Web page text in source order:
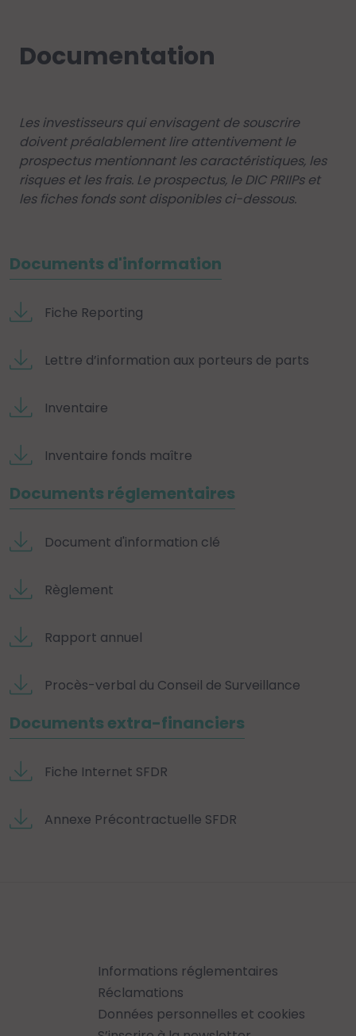
Documentation
Les investisseurs qui envisagent de souscrire
doivent préalablement lire attentivement le
prospectus mentionnant les caractéristiques, les
risques et les frais. Le prospectus, le DIC PRIIPs et
les fiches fonds sont disponibles ci-dessous.
Documents d'information
Fiche Reporting
Lettre d’information aux porteurs de parts
Inventaire
Inventaire fonds maître
Documents réglementaires
Document d'information clé
Règlement
Rapport annuel
Procès-verbal du Conseil de Surveillance
Documents extra-financiers
Fiche Internet SFDR
Annexe Précontractuelle SFDR
Informations réglementaires
Réclamations
Données personnelles et cookies